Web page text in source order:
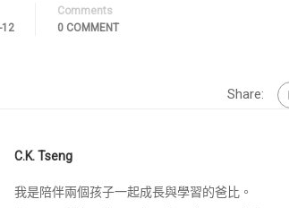
12
Comments
0 COMMENT
Share:
C.K. Tseng
我是陪伴兩個孩子一起成長與學習的爸比。